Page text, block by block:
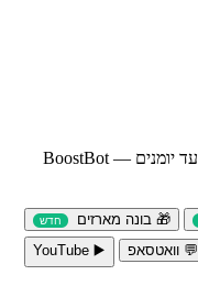
מכרטיסי מוצר ועד מארזי מתנות, מקופונים ועד יומנים — BoostBot
🎁 בונה מארזים חדש
💬 וואטסאפ
▶️ YouTube